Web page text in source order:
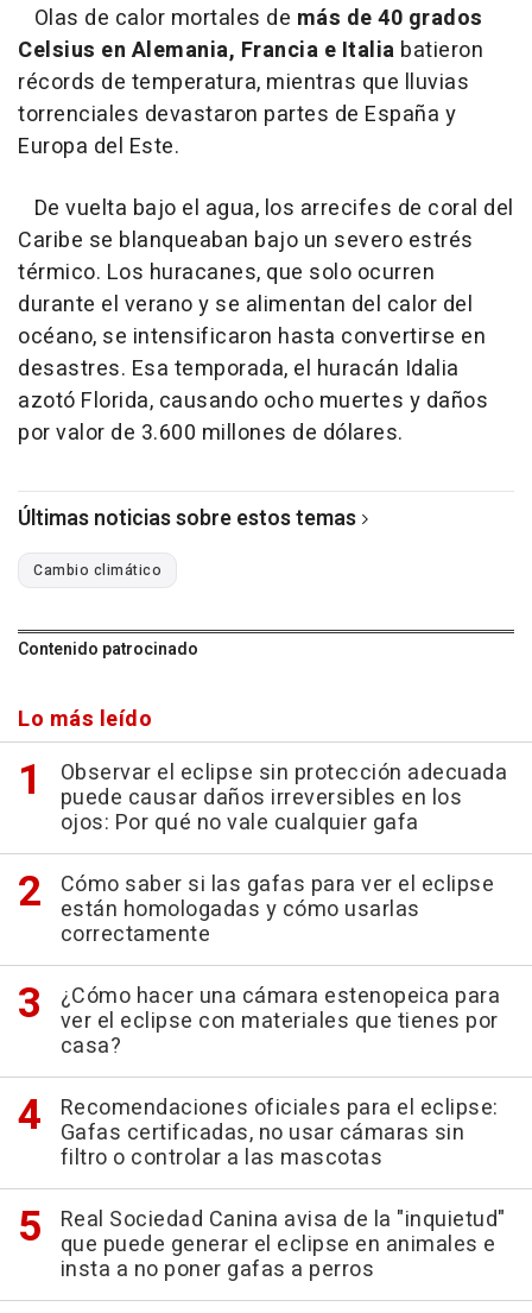
Olas de calor mortales de más de 40 grados
Celsius en Alemania, Francia e Italia batieron
récords de temperatura, mientras que lluvias
torrenciales devastaron partes de España y
Europa del Este.
De vuelta bajo el agua, los arrecifes de coral del
Caribe se blanqueaban bajo un severo estrés
térmico. Los huracanes, que solo ocurren
durante el verano y se alimentan del calor del
océano, se intensificaron hasta convertirse en
desastres. Esa temporada, el huracán Idalia
azotó Florida, causando ocho muertes y daños
por valor de 3.600 millones de dólares.
Últimas noticias sobre estos temas
Cambio climático
Contenido patrocinado
Lo más leído
Observar el eclipse sin protección adecuada
puede causar daños irreversibles en los
ojos: Por qué no vale cualquier gafa
Cómo saber si las gafas para ver el eclipse
están homologadas y cómo usarlas
correctamente
¿Cómo hacer una cámara estenopeica para
ver el eclipse con materiales que tienes por
casa?
Recomendaciones oficiales para el eclipse:
Gafas certificadas, no usar cámaras sin
filtro o controlar a las mascotas
Real Sociedad Canina avisa de la "inquietud"
que puede generar el eclipse en animales e
insta a no poner gafas a perros